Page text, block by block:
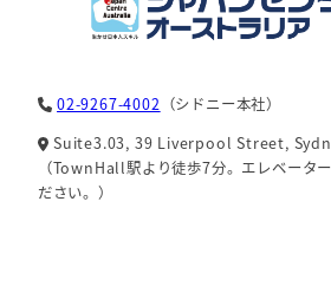
02-9267-4002 （シドニー本社）
Suite3.03, 39 Liverpool Street,
（TownHall駅より徒歩7分。エレベータ
ださい。）